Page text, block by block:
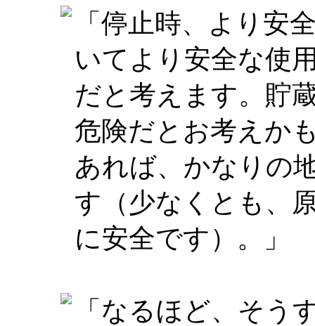
「停止時、より安
いてより安全な使
だと考えます。貯
危険だとお考えか
あれば、かなりの
す（少なくとも、
に安全です）。」
「なるほど、そう